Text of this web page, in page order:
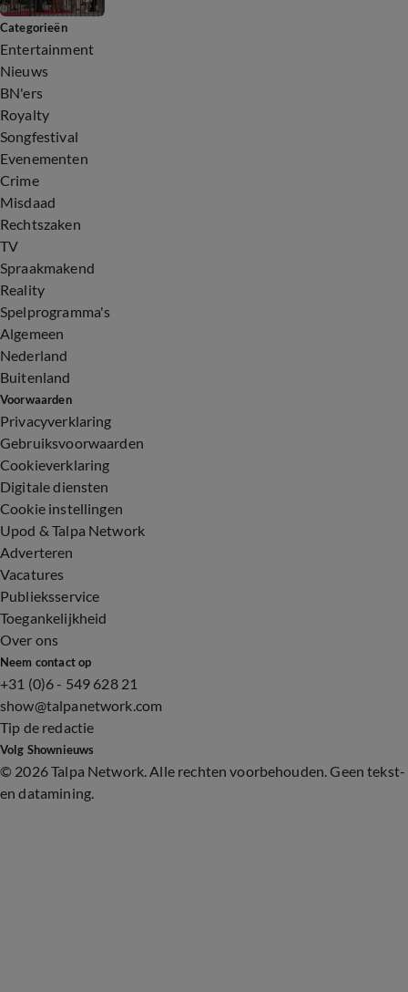
Categorieën
Entertainment
Nieuws
BN'ers
Royalty
Songfestival
Evenementen
Crime
Misdaad
Rechtszaken
TV
Spraakmakend
Reality
Spelprogramma's
Algemeen
Nederland
Buitenland
Voorwaarden
Privacyverklaring
Gebruiksvoorwaarden
Cookieverklaring
Digitale diensten
Cookie instellingen
Upod & Talpa Network
Adverteren
Vacatures
Publieksservice
Toegankelijkheid
Over ons
Neem contact op
+31 (0)6 - 549 628 21
show@talpanetwork.com
Tip de redactie
Volg Shownieuws
© 2026 Talpa Network. Alle rechten voorbehouden. Geen tekst-
en datamining.